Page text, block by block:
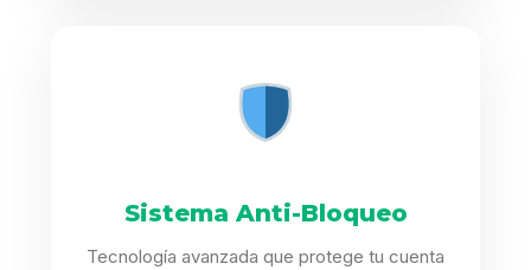
Sistema Anti-Bloqueo
Tecnología avanzada que protege tu cuenta